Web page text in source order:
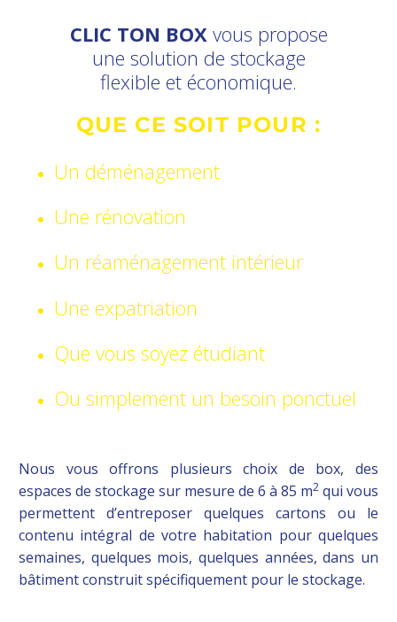
CLIC TON BOX vous propose
une solution de stockage
flexible et économique.
QUE CE SOIT POUR :
Un déménagement
Une rénovation
Un réaménagement intérieur
Une expatriation
Que vous soyez étudiant
Ou simplement un besoin ponctuel
Nous vous offrons plusieurs choix de box, des
espaces de stockage sur mesure de 6 à 85 m2 qui vous
permettent d’entreposer quelques cartons ou le
contenu intégral de votre habitation pour quelques
semaines, quelques mois, quelques années, dans un
bâtiment construit spécifiquement pour le stockage.